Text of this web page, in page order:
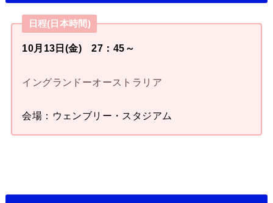
日程(日本時間)
10月13日(金) 27：45～
イングランドーオーストラリア
会場：ウェンブリー・スタジアム